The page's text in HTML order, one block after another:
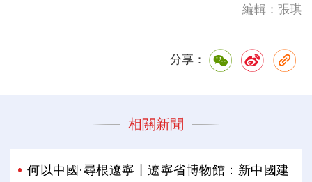
編輯：張琪
分享：
相關新聞
何以中國·尋根遼寧丨遼寧省博物館：新中國建